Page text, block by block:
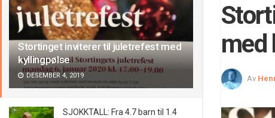
Stortinget inviterer til juletrefest med
kyllingpølse
DESEMBER 4, 2019
SJOKKTALL: Fra 4.7 barn til 1.4
med
Av